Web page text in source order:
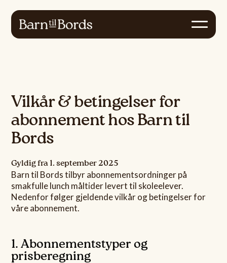
Vilkår & betingelser for
abonnement hos Barn til
Bords
Gyldig fra 1. september 2025
Barn til Bords tilbyr abonnementsordninger på
smakfulle lunch måltider levert til skoleelever.
Nedenfor følger gjeldende vilkår og betingelser for
våre abonnement.
1. Abonnementstyper og
prisberegning